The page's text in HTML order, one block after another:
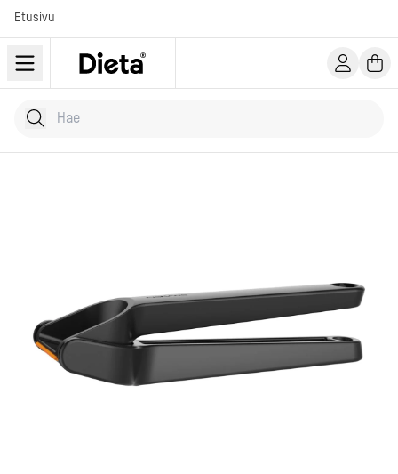
Etusivu
Hae tuotteita
Kirjoita hakusana...